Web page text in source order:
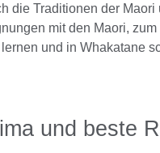
die Traditionen der
mit den Maori,
und in Whakatane
und beste